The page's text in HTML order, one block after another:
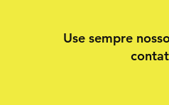
Use sempre